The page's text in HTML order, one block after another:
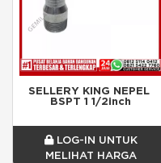
SELLERY KING NEPEL
BSPT 1 1/2inch
LOG-IN UNTUK
MELIHAT HARGA